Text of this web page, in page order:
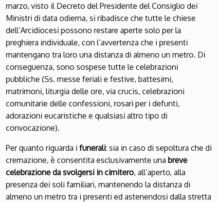
marzo, visto il Decreto del Presidente del Consiglio dei
Ministri di data odierna, si ribadisce che tutte le chiese
dell’Arcidiocesi possono restare aperte solo per la
preghiera individuale, con l’avvertenza che i presenti
mantengano tra loro una distanza di almeno un metro. Di
conseguenza, sono sospese tutte le celebrazioni
pubbliche (Ss. messe feriali e festive, battesimi,
matrimoni, liturgia delle ore, via crucis, celebrazioni
comunitarie delle confessioni, rosari per i defunti,
adorazioni eucaristiche e qualsiasi altro tipo di
convocazione).
Per quanto riguarda i funerali: sia in caso di sepoltura che di
cremazione, è consentita esclusivamente una breve
celebrazione da svolgersi in cimitero, all’aperto, alla
presenza dei soli familiari, mantenendo la distanza di
almeno un metro tra i presenti ed astenendosi dalla stretta